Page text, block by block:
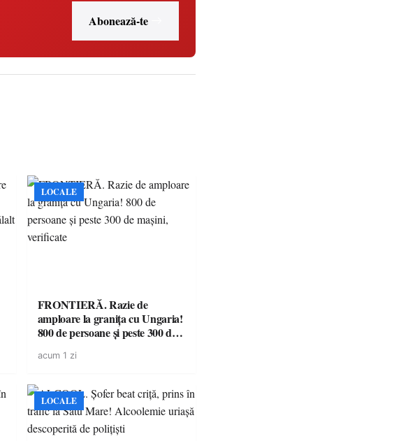
Abonează-te
LOCALE
FRONTIERĂ. Razie de
amploare la granița cu Ungaria!
800 de persoane și peste 300 de
acum 1 zi
LOCALE